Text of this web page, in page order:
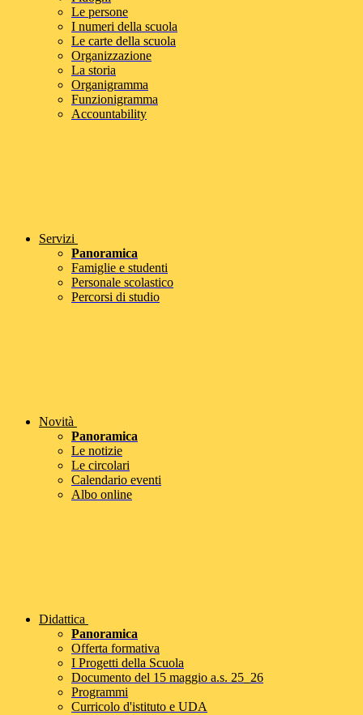
Le persone
I numeri della scuola
Le carte della scuola
Organizzazione
La storia
Organigramma
Funzionigramma
Accountability
Servizi
Panoramica
Famiglie e studenti
Personale scolastico
Percorsi di studio
Novità
Panoramica
Le notizie
Le circolari
Calendario eventi
Albo online
Didattica
Panoramica
Offerta formativa
I Progetti della Scuola
Documento del 15 maggio a.s. 25_26
Programmi
Curricolo d'istituto e UDA